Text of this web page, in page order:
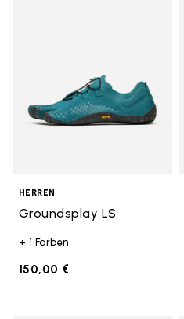
HERREN
Groundsplay LS
+ 1 Farben
150,00 €